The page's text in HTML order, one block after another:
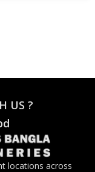
US ?
locations across